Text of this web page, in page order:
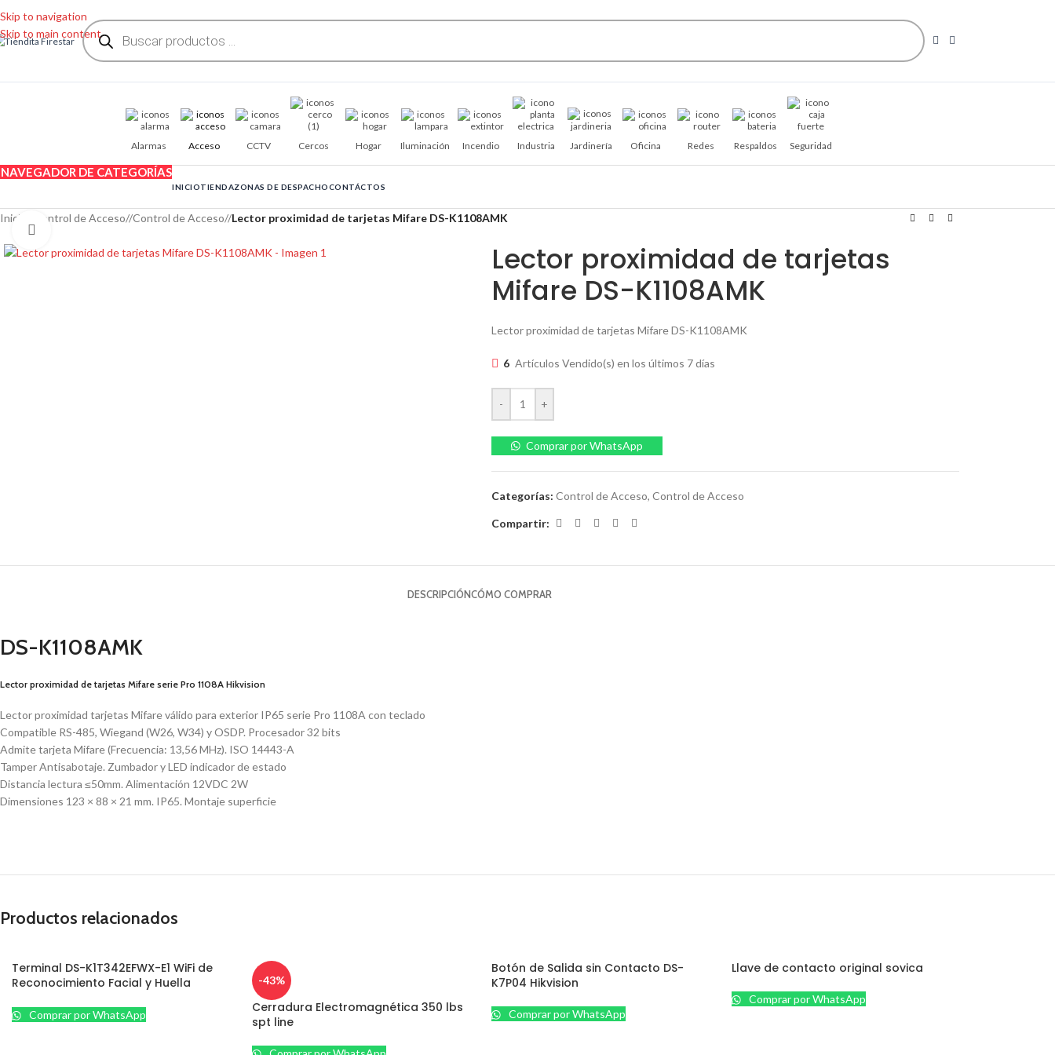
Skip to navigation
Skip to main content
Alarmas Acceso CCTV Cercos Hogar Iluminación Incendio Industria Jardinería Oficina Redes Respaldos Seguridad
NAVEGADOR DE CATEGORÍAS
INICIOTIENDAZONAS DE DESPACHOCONTÁCTOS
Inicio Control de Acceso/ Control de Acceso/ Lector proximidad de tarjetas Mifare DS-K1108AMK
Lector proximidad de tarjetas
Mifare DS-K1108AMK
Lector proximidad de tarjetas Mifare DS-K1108AMK
6 Artículos Vendido(s) en los últimos 7 días
- +
Comprar por WhatsApp
Categorías: Control de Acceso, Control de Acceso
Compartir:
DESCRIPCIÓNCÓMO COMPRAR
DS-K1108AMK
Lector proximidad de tarjetas Mifare serie Pro 1108A Hikvision
Lector proximidad tarjetas Mifare válido para exterior IP65 serie Pro 1108A con teclado
Compatible RS-485, Wiegand (W26, W34) y OSDP. Procesador 32 bits
Admite tarjeta Mifare (Frecuencia: 13,56 MHz). ISO 14443-A
Tamper Antisabotaje. Zumbador y LED indicador de estado
Distancia lectura ≤50mm. Alimentación 12VDC 2W
Dimensiones 123 × 88 × 21 mm. IP65. Montaje superficie
Productos relacionados
Terminal DS-K1T342EFWX-E1 WiFi de
Reconocimiento Facial y Huella
Comprar por WhatsApp
-43%
Cerradura Electromagnética 350 lbs
spt line
Botón de Salida sin Contacto DS-
K7P04 Hikvision
Comprar por WhatsApp
Llave de contacto original sovica
Comprar por WhatsApp